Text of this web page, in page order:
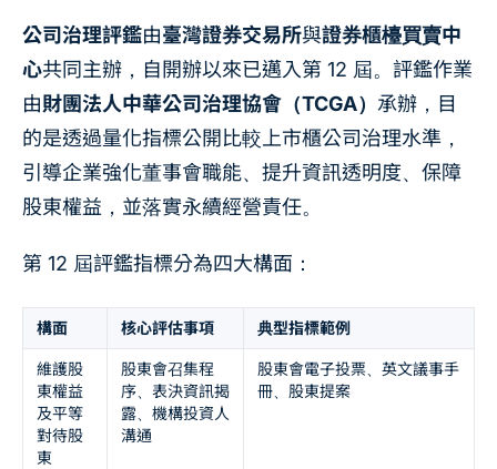
公司治理評鑑由臺灣證券交易所與證券櫃檯買賣中
心共同主辦，自開辦以來已邁入第 12 屆。評鑑作業
由財團法人中華公司治理協會（TCGA） 承辦，目
的是透過量化指標公開比較上市櫃公司治理水準，
引導企業強化董事會職能、提升資訊透明度、保障
股東權益，並落實永續經營責任。
第 12 屆評鑑指標分為四大構面：
構面 核心評估事項 典型指標範例
維護股
東權益
及平等
對待股
東
股東會召集程
序、表決資訊揭
露、機構投資人
溝通
股東會電子投票、英文議事手
冊、股東提案